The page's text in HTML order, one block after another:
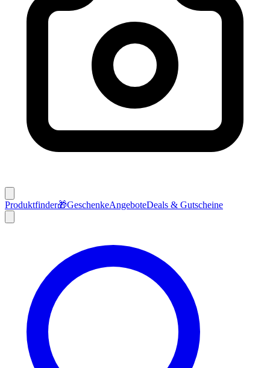
Produktfinder🎁GeschenkeAngeboteDeals & Gutscheine